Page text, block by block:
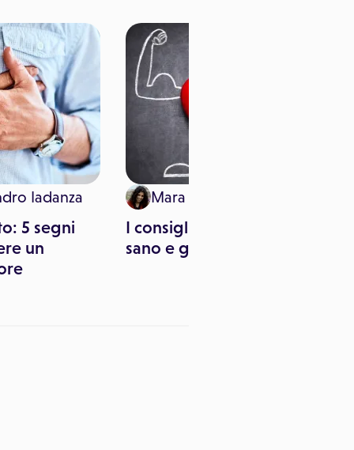
Iadanza
5 segni
un
Mara Pitari
I consigli per un cuore
sano e giovane